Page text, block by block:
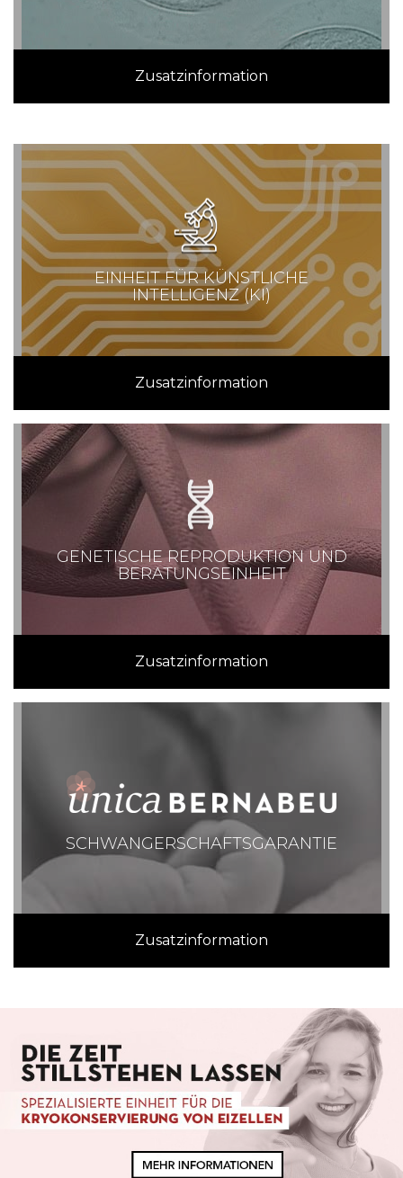
Zusatzinformation
EINHEIT FÜR KÜNSTLICHE
INTELLIGENZ (KI)
Zusatzinformation
GENETISCHE REPRODUKTION UND
BERATUNGSEINHEIT
Zusatzinformation
SCHWANGERSCHAFTSGARANTIE
Zusatzinformation